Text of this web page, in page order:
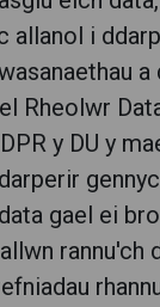
allanol i
a
Rheolwr
y DU y
gael ei